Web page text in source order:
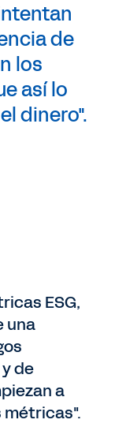
de
los
así lo
dinero".
ESG,
una
de
a
métricas".